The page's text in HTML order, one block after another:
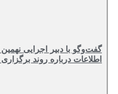
گفت‌وگو با دبیر اجرایی
اطلاعات درباره روند